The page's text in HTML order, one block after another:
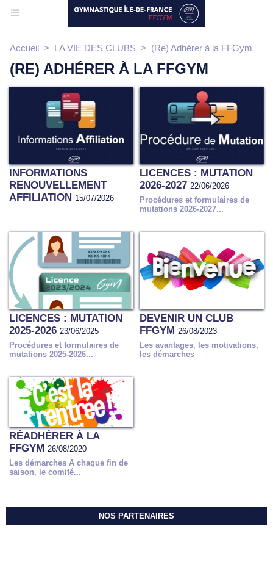
Accueil > LA VIE DES CLUBS > (Re) Adhérer à la FFGym
(RE) ADHÉRER À LA FFGYM
INFORMATIONS
RENOUVELLEMENT
AFFILIATION 15/07/2026
LICENCES : MUTATION
2026-2027 22/06/2026
Procédures et formulaires de
mutations 2026-2027...
LICENCES : MUTATION
2025-2026 23/06/2025
Procédures et formulaires de
mutations 2025-2026...
DEVENIR UN CLUB
FFGYM 26/08/2023
Les avantages, les motivations,
les démarches
RÉADHÉRER À LA
FFGYM 26/08/2020
Les démarches A chaque fin de
saison, le comité...
NOS PARTENAIRES